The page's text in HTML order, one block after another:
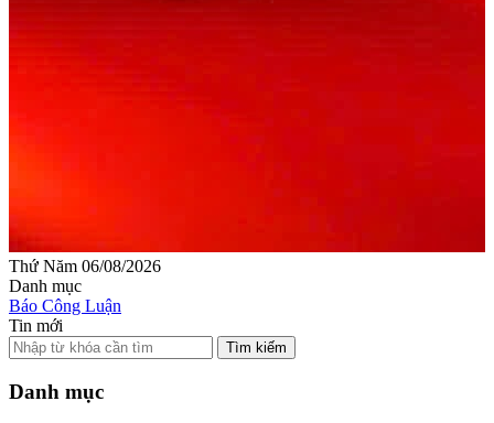
Thứ Năm 06/08/2026
Danh mục
Báo Công Luận
Tin mới
Tìm kiếm
Danh mục